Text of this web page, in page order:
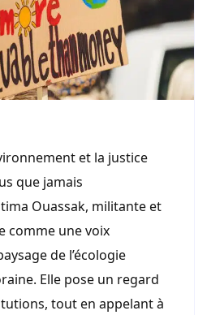
et la justice
que jamais
Ouassak, militante et
comme une voix
de l’écologie
Elle pose un regard
tout en appelant à